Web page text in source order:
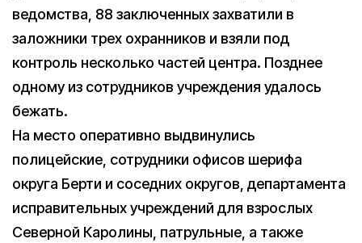
ведомства, 88 заключенных захватили в
заложники трех охранников и взяли под
контроль несколько частей центра. Позднее
одному из сотрудников учреждения удалось
бежать.
На место оперативно выдвинулись
полицейские, сотрудники офисов шерифа
округа Берти и соседних округов, департамента
исправительных учреждений для взрослых
Северной Каролины, патрульные, а также